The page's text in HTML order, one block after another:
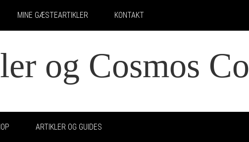
MINE GÆSTEARTIKLER KONTAKT
og Cosmos Co
ARTIKLER OG GUIDES